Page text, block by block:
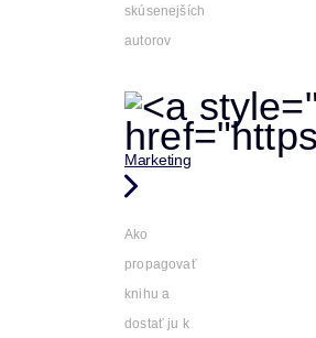
skúsenejších
autorov
Marketing
Ako
propagovať
knihu a
dostať ju k